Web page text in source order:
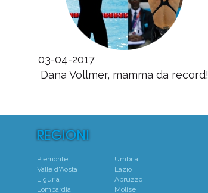
03-04-2017
Dana Vollmer, mamma da record!
Piemonte
Valle d'Aosta
Liguria
Lombardia
Umbria
Lazio
Abruzzo
Molise